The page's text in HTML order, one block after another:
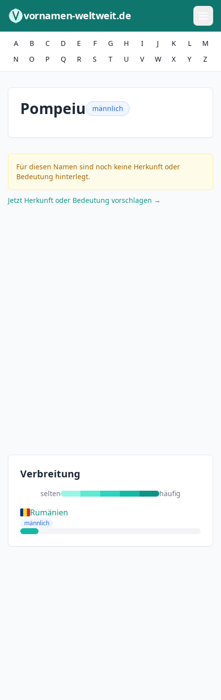
vornamen-weltweit.de
A B C D E F G H I J K L
M
N
O P Q R S T U V W X Y Z
Pompeiu männlich
Für diesen Namen sind noch keine Herkunft oder
Bedeutung hinterlegt.
Jetzt Herkunft oder Bedeutung vorschlagen →
Verbreitung
selten häufig
Rumänien
männlich